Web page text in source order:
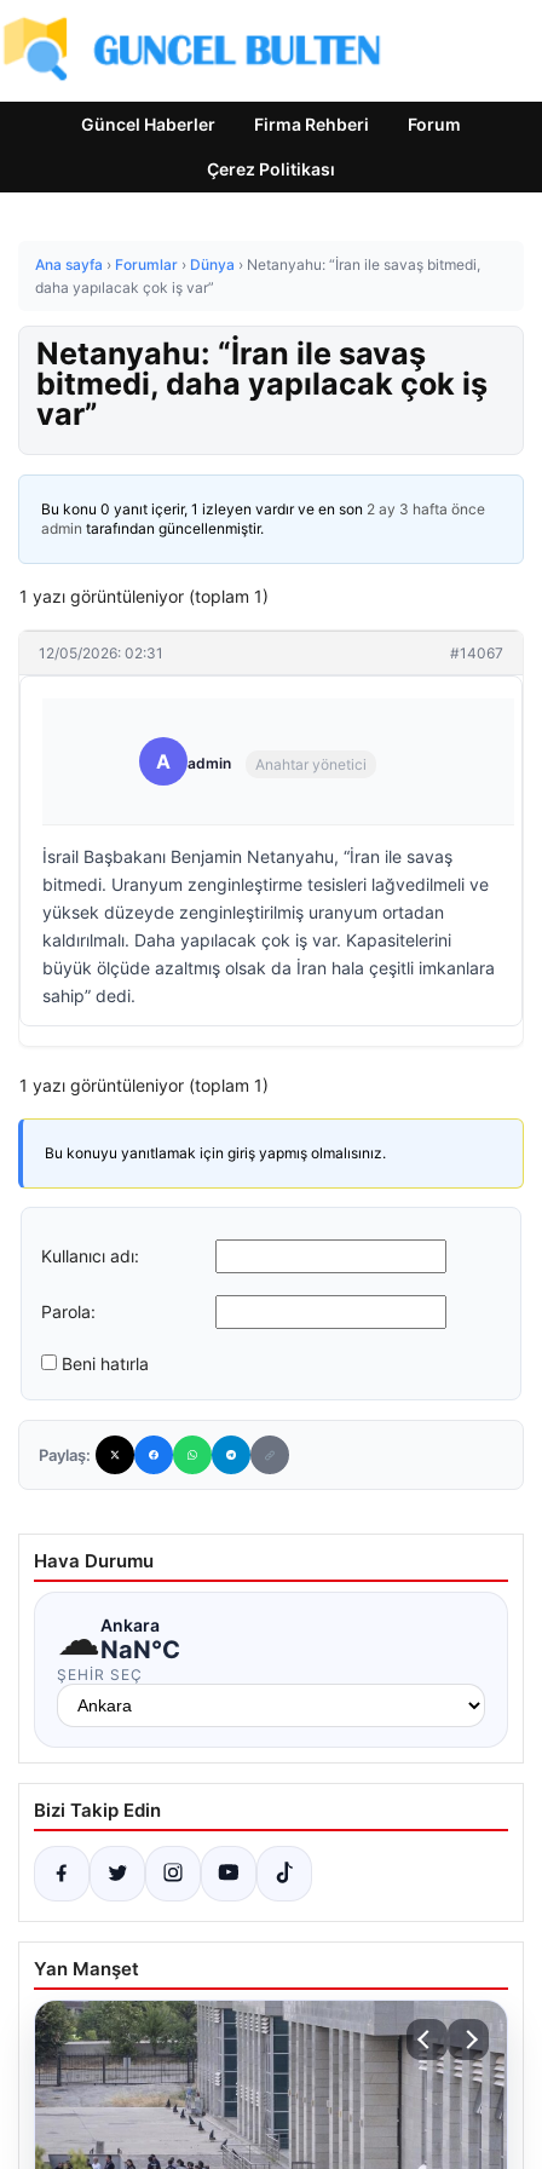
Güncel Haberler Firma Rehberi Forum
Çerez Politikası
Ana sayfa › Forumlar › Dünya › Netanyahu: “İran ile savaş bitmedi,
daha yapılacak çok iş var”
Netanyahu: “İran ile savaş
bitmedi, daha yapılacak çok iş
var”
Bu konu 0 yanıt içerir, 1 izleyen vardır ve en son 2 ay 3 hafta önce
admin tarafından güncellenmiştir.
1 yazı görüntüleniyor (toplam 1)
12/05/2026: 02:31 #14067
A admin Anahtar yönetici
İsrail Başbakanı Benjamin Netanyahu, “İran ile savaş
bitmedi. Uranyum zenginleştirme tesisleri lağvedilmeli ve
yüksek düzeyde zenginleştirilmiş uranyum ortadan
kaldırılmalı. Daha yapılacak çok iş var. Kapasitelerini
büyük ölçüde azaltmış olsak da İran hala çeşitli imkanlara
sahip” dedi.
1 yazı görüntüleniyor (toplam 1)
Bu konuyu yanıtlamak için giriş yapmış olmalısınız.
Kullanıcı adı:
Parola:
Beni hatırla
Paylaş:
Hava Durumu
☁Ankara
NaN°C
ŞEHIR SEÇ
Bizi Takip Edin
Yan Manşet